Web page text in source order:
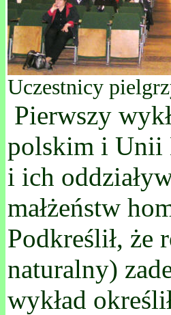
Uczestnicy
Pierwszy
polskim i Unii
i ich
małżeństw
Podkreślił, że
naturalny)
wykład